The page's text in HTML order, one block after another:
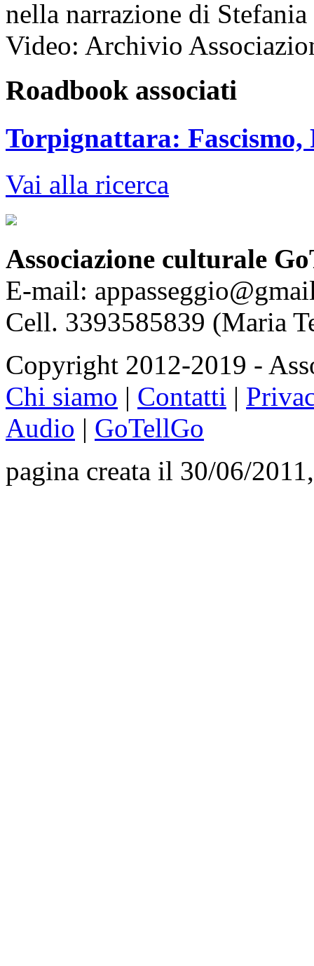
nella narrazione di
Video: Archivio
Roadbook associati
Torpignattara: Fascismo,
Vai alla ricerca
Associazione culturale
E-mail:
Cell. 3393585839 (Maria
Copyright 2012-2019 -
Chi siamo | Contatti |
Audio | GoTellGo
pagina creata il 30/06/